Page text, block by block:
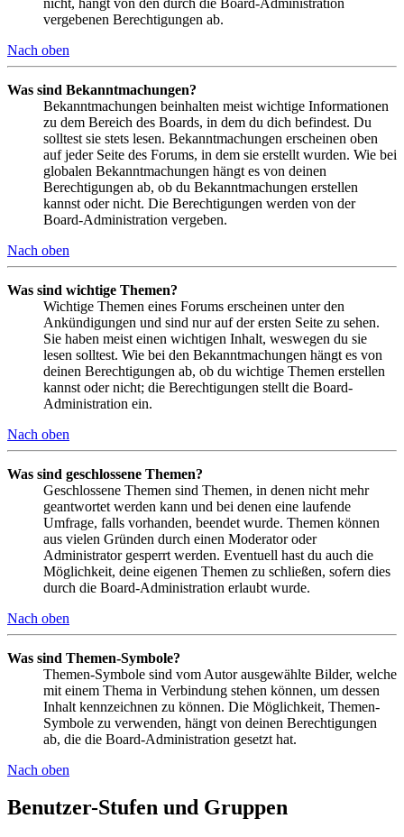
vergebenen Berechtigungen ab.
Nach oben
Was sind Bekanntmachungen?
Bekanntmachungen beinhalten meist wichtige Informationen
zu dem Bereich des Boards, in dem du dich befindest. Du
solltest sie stets lesen. Bekanntmachungen erscheinen oben
auf jeder Seite des Forums, in dem sie erstellt wurden. Wie bei
globalen Bekanntmachungen hängt es von deinen
Berechtigungen ab, ob du Bekanntmachungen erstellen
kannst oder nicht. Die Berechtigungen werden von der
Board-Administration vergeben.
Nach oben
Was sind wichtige Themen?
Wichtige Themen eines Forums erscheinen unter den
Ankündigungen und sind nur auf der ersten Seite zu sehen.
Sie haben meist einen wichtigen Inhalt, weswegen du sie
lesen solltest. Wie bei den Bekanntmachungen hängt es von
deinen Berechtigungen ab, ob du wichtige Themen erstellen
kannst oder nicht; die Berechtigungen stellt die Board-
Administration ein.
Nach oben
Was sind geschlossene Themen?
Geschlossene Themen sind Themen, in denen nicht mehr
geantwortet werden kann und bei denen eine laufende
Umfrage, falls vorhanden, beendet wurde. Themen können
aus vielen Gründen durch einen Moderator oder
Administrator gesperrt werden. Eventuell hast du auch die
Möglichkeit, deine eigenen Themen zu schließen, sofern dies
durch die Board-Administration erlaubt wurde.
Nach oben
Was sind Themen-Symbole?
Themen-Symbole sind vom Autor ausgewählte Bilder, welche
mit einem Thema in Verbindung stehen können, um dessen
Inhalt kennzeichnen zu können. Die Möglichkeit, Themen-
Symbole zu verwenden, hängt von deinen Berechtigungen
ab, die die Board-Administration gesetzt hat.
Nach oben
Benutzer-Stufen und Gruppen